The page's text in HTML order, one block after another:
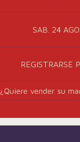
SAB. 24
REGISTRARSE
¿Quiere vender su